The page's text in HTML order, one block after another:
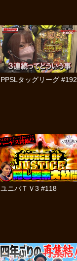
PPSLタッグリーグ #192
ユニバＴＶ3 #118